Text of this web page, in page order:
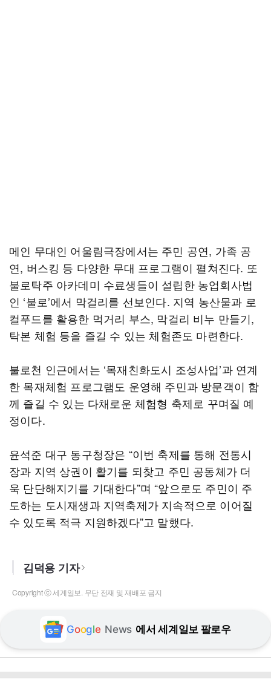
메인 무대인 어울림극장에서는 주민 공연, 가족 공
연, 버스킹 등 다양한 무대 프로그램이 펼쳐진다. 또
불로탁주 아카데미 수료생들이 설립한 농업회사법
인 ‘불로’에서 막걸리를 선보인다. 지역 농산물과 로
컬푸드를 활용한 먹거리 부스, 막걸리 비누 만들기,
탁본 체험 등을 즐길 수 있는 체험존도 마련한다.
불로천 인근에서는 ‘목재친화도시 조성사업’과 연계
한 목재체험 프로그램도 운영해 주민과 방문객이 함
께 즐길 수 있는 다채로운 체험형 축제로 꾸며질 예
정이다.
윤석준 대구 동구청장은 “이번 축제를 통해 전통시
장과 지역 상권이 활기를 되찾고 주민 공동체가 더
욱 단단해지기를 기대한다”며 “앞으로도 주민이 주
도하는 도시재생과 지역축제가 지속적으로 이어질
수 있도록 적극 지원하겠다”고 말했다.
김덕용 기자
Copyright ⓒ 세계일보. 무단 전재 및 재배포 금지
Google News 에서 세계일보 팔로우